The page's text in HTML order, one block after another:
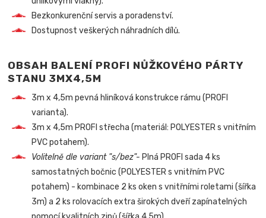
Bezkonkurenční servis a poradenství.
Dostupnost veškerých náhradních dílů.
OBSAH BALENÍ PROFI NŮŽKOVÉHO PÁRTY
STANU 3MX4,5M
3m x 4,5m pevná hliníková konstrukce rámu (PROFI
varianta).
3m x 4,5m PROFI střecha (materiál: POLYESTER s vnitřním
PVC potahem).
Volitelně dle variant "s/bez"- Plná PROFI sada 4 ks
samostatných bočnic (POLYESTER s vnitřním PVC
potahem) - kombinace 2 ks oken s vnitřními roletami (šířka
3m) a 2 ks rolovacích extra širokých dveří zapínatelných